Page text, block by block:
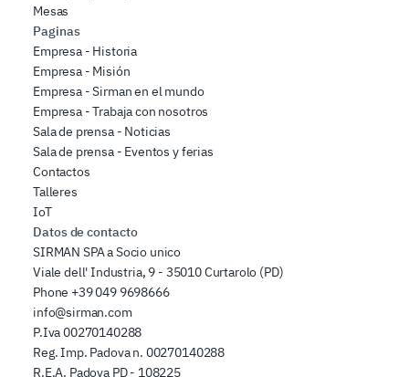
Mesas
Paginas
Empresa - Historia
Empresa - Misión
Empresa - Sirman en el mundo
Empresa - Trabaja con nosotros
Sala de prensa - Noticias
Sala de prensa - Eventos y ferias
Contactos
Talleres
IoT
Datos de contacto
SIRMAN SPA a Socio unico
Viale dell' Industria, 9 - 35010 Curtarolo (PD)
Phone +39 049 9698666
info@sirman.com
P.Iva 00270140288
Reg. Imp. Padova n. 00270140288
R.E.A. Padova PD - 108225